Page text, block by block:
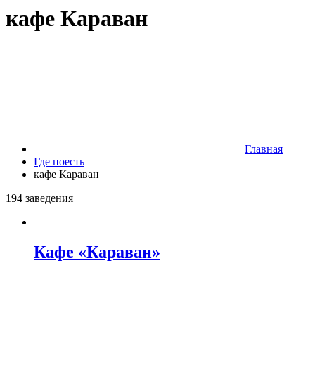
кафе Караван
Главная
Где поесть
кафе Караван
194 заведения
Кафе «Караван»